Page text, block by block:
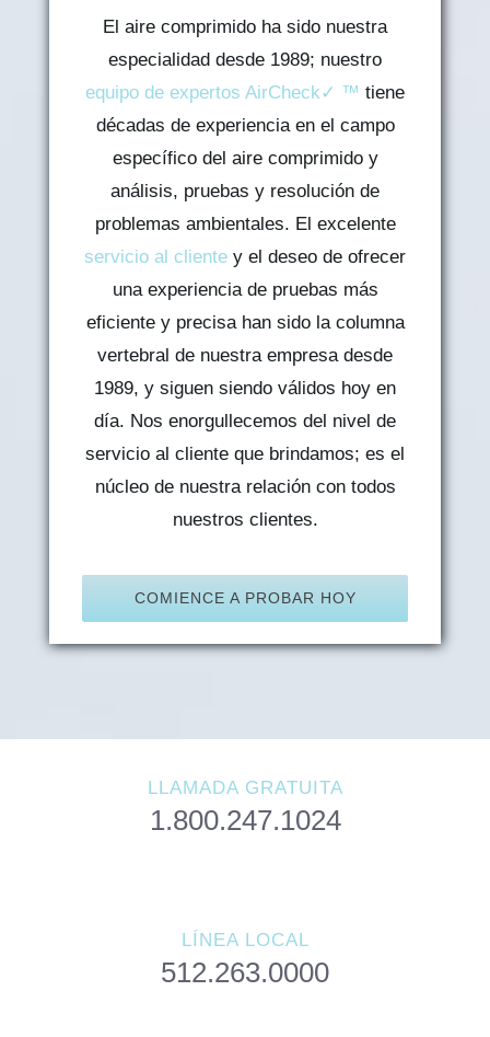
El aire comprimido ha sido nuestra
especialidad desde 1989; nuestro
equipo de expertos AirCheck✓ ™ tiene
décadas de experiencia en el campo
específico del aire comprimido y
análisis, pruebas y resolución de
problemas ambientales. El excelente
servicio al cliente y el deseo de ofrecer
una experiencia de pruebas más
eficiente y precisa han sido la columna
vertebral de nuestra empresa desde
1989, y siguen siendo válidos hoy en
día. Nos enorgullecemos del nivel de
servicio al cliente que brindamos; es el
núcleo de nuestra relación con todos
nuestros clientes.
COMIENCE A PROBAR HOY
LLAMADA GRATUITA
1.800.247.1024
LÍNEA LOCAL
512.263.0000